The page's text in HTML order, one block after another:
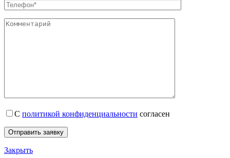
С политикой конфиденциальности согласен
Закрыть